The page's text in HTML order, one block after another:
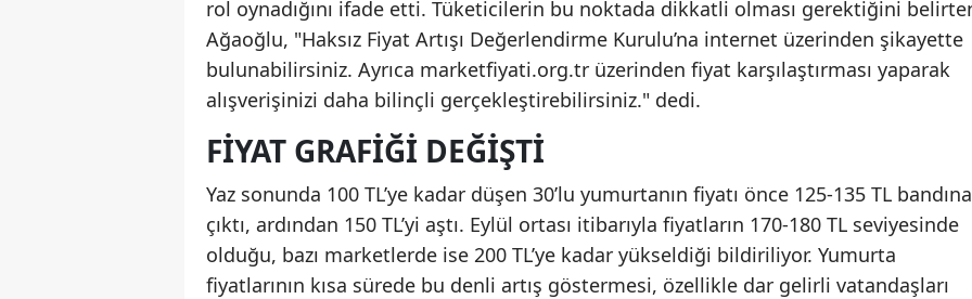
rol oynadığını ifade etti. Tüketicilerin bu noktada dikkatli olması gerektiğini
Ağaoğlu, "Haksız Fiyat Artışı Değerlendirme Kurulu’na internet üzerinden şikayette
bulunabilirsiniz. Ayrıca marketfiyati.org.tr üzerinden fiyat karşılaştırması yaparak
alışverişinizi daha bilinçli gerçekleştirebilirsiniz." dedi.
FIYAT GRAFIĞI DEĞIŞTI
Yaz sonunda 100 TL’ye kadar düşen 30’lu yumurtanın fiyatı önce 125-135 TL bandına
çıktı, ardından 150 TL’yi aştı. Eylül ortası itibarıyla fiyatların 170-180 TL seviyesinde
olduğu, bazı marketlerde ise 200 TL’ye kadar yükseldiği bildiriliyor. Yumurta
fiyatlarının kısa sürede bu denli artış göstermesi, özellikle dar gelirli vatandaşları